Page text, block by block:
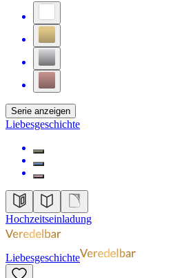
Serie anzeigen
Liebesgeschichte
Hochzeitseinladung
Liebesgeschichte